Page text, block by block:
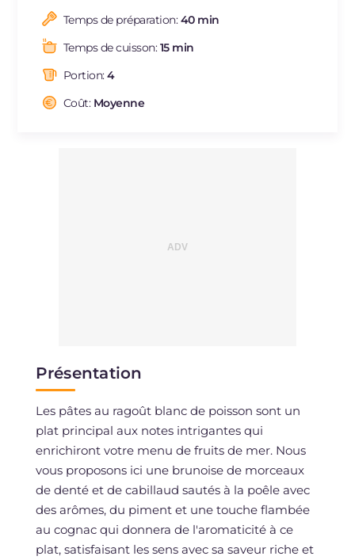
BR
NL
Temps de préparation:40 min
Temps de cuisson:15 min
Portion:4
Coût: Moyenne
Présentation
Les pâtes au ragoût blanc de poisson sont un
plat principal aux notes intrigantes qui
enrichiront votre menu de fruits de mer. Nous
vous proposons ici une brunoise de morceaux
de denté et de cabillaud sautés à la poêle avec
des arômes, du piment et une touche flambée
au cognac qui donnera de l'aromaticité à ce
plat, satisfaisant les sens avec sa saveur riche et